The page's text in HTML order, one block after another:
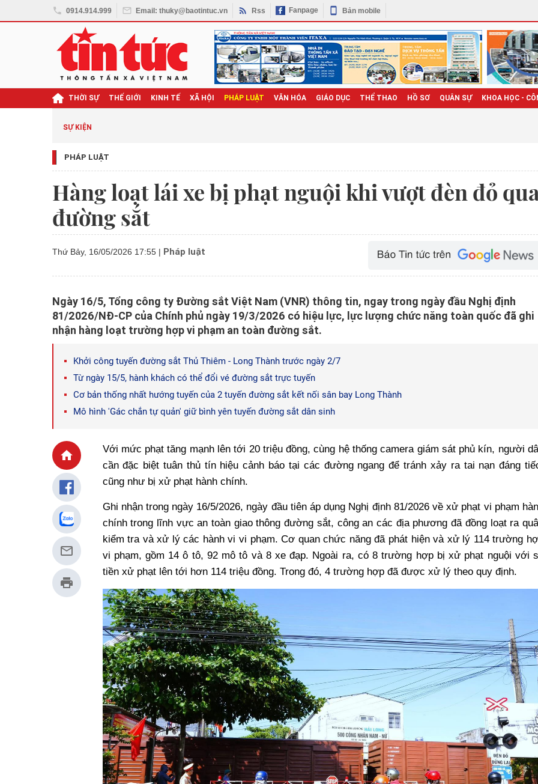
0914.914.999 Email: thuky@baotintuc.vn Rss Fanpage Bản mobile
THỜI SỰ THẾ GIỚI KINH TẾ XÃ HỘI PHÁP LUẬT VĂN HÓA GIÁO DỤC THỂ THAO HỒ SƠ QUÂN SỰ KHOA HỌC -
SỰ KIỆN
PHÁP LUẬT
Hàng loạt lái xe bị phạt nguội khi vượt đèn đỏ
đường sắt
Thứ Bảy, 16/05/2026 17:55 | Pháp luật
Ngày 16/5, Tổng công ty Đường sắt Việt Nam (VNR) thông tin, ngay trong ngày đầu Nghị định
81/2026/NĐ-CP của Chính phủ ngày 19/3/2026 có hiệu lực, lực lượng chức năng toàn quốc đã ghi
nhận hàng loạt trường hợp vi phạm an toàn đường sắt.
Khởi công tuyến đường sắt Thủ Thiêm - Long Thành trước ngày 2/7
Từ ngày 15/5, hành khách có thể đổi vé đường sắt trực tuyến
Cơ bản thống nhất hướng tuyến của 2 tuyến đường sắt kết nối sân bay Long Thành
Mô hình 'Gác chắn tự quản' giữ bình yên tuyến đường sắt dân sinh
Với mức phạt tăng mạnh lên tới 20 triệu đồng, cùng hệ thống camera giám sát phủ kín, người
cần đặc biệt tuân thủ tín hiệu cảnh báo tại các đường ngang để tránh xảy ra tai nạn đáng
cũng như bị xử phạt hành chính.
Ghi nhận trong ngày 16/5/2026, ngày đầu tiên áp dụng Nghị định 81/2026 về xử phạt vi phạm
chính trong lĩnh vực an toàn giao thông đường sắt, công an các địa phương đã đồng loạt ra
kiểm tra và xử lý các hành vi vi phạm. Cơ quan chức năng đã phát hiện và xử lý 114 trường
vi phạm, gồm 14 ô tô, 92 mô tô và 8 xe đạp. Ngoài ra, có 8 trường hợp bị xử phạt nguội với
tiền xử phạt lên tới hơn 114 triệu đồng. Trong đó, 4 trường hợp đã được xử lý theo quy định.